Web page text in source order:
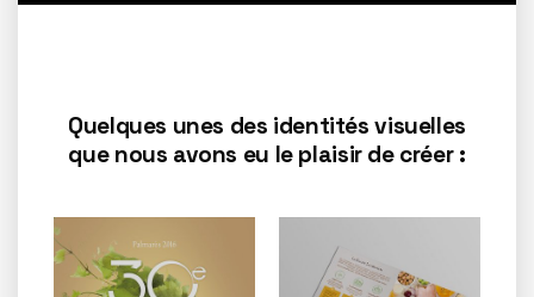
Quelques unes des identités visuelles
que nous avons eu le plaisir de créer :